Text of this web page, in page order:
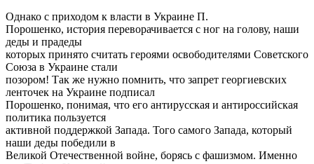
Однако с приходом к власти в Украине П.
Порошенко, история переворачивается с ног на голову, наши
деды и прадеды
которых принято считать героями освободителями Советского
Союза в Украине стали
позором! Так же нужно помнить, что запрет георгиевских
ленточек на Украине подписал
Порошенко, понимая, что его антирусская и антироссийская
политика пользуется
активной поддержкой Запада. Того самого Запада, который
наши деды победили в
Великой Отечественной войне, борясь с фашизмом. Именно